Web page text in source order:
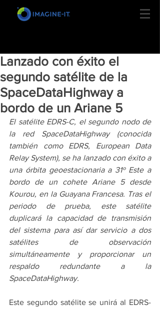
Lanzado con éxito el
segundo satélite de la
SpaceDataHighway a
bordo de un Ariane 5
El satélite EDRS-C, el segundo nodo de
la red SpaceDataHighway (conocida
también como EDRS, European Data
Relay System), se ha lanzado con éxito a
una órbita geoestacionaria a 31º Este a
bordo de un cohete Ariane 5 desde
Kourou, en la Guayana Francesa. Tras el
periodo de prueba, este satélite
duplicará la capacidad de transmisión
del sistema para así dar servicio a dos
satélites de observación
simultáneamente y proporcionar un
respaldo redundante a la
SpaceDataHighway.
Este segundo satélite se unirá al EDRS-